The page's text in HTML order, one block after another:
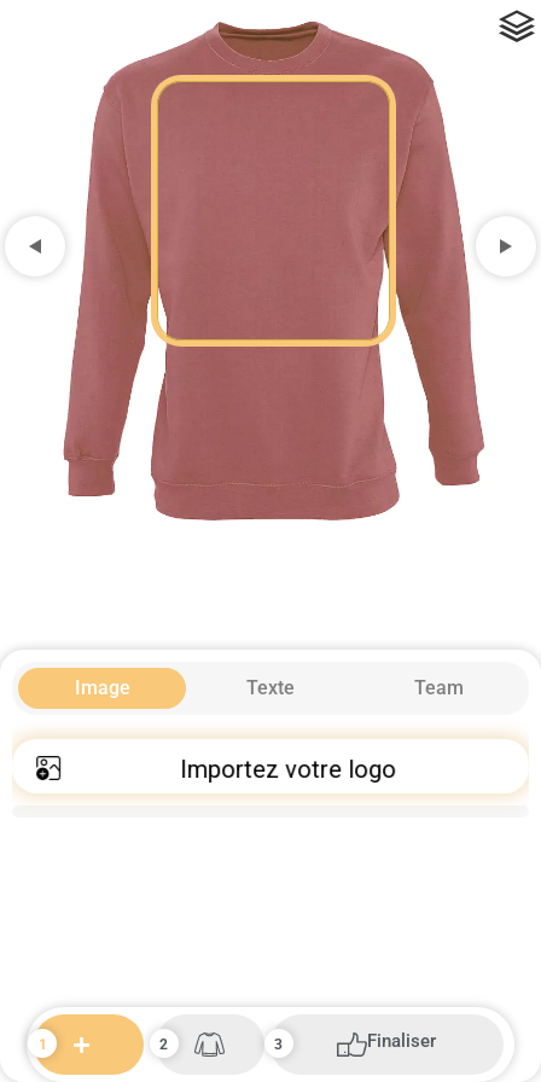
Finaliser
Image Texte Team
Importez votre logo